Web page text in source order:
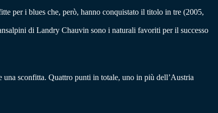
per i blues che, però, hanno conquistato il titolo in tre (2005,
di Landry Chauvin sono i naturali favoriti per il successo
sconfitta. Quattro punti in totale, uno in più dell’Austria